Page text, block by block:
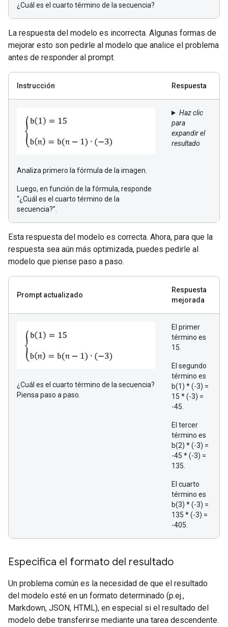
¿Cuál es el cuarto término de la secuencia?
La respuesta del modelo es incorrecta. Algunas formas de
mejorar esto son pedirle al modelo que analice el problema
antes de responder al prompt.
Instrucción Respuesta
Analiza primero la fórmula de la imagen.
Luego, en función de la fórmula, responde
“¿Cuál es el cuarto término de la
secuencia?”.
Haz clic
para
expandir el
resultado
Esta respuesta del modelo es correcta. Ahora, para que la
respuesta sea aún más optimizada, puedes pedirle al
modelo que piense paso a paso.
Prompt actualizado
Respuesta
mejorada
¿Cuál es el cuarto término de la secuencia?
Piensa paso a paso.
El primer
término es
15.
El segundo
término es
b(1) * (-3) =
15 * (-3) =
-45.
El tercer
término es
b(2) * (-3) =
-45 * (-3) =
135.
El cuarto
término es
b(3) * (-3) =
135 * (-3) =
-405.
Especifica el formato del resultado
Un problema común es la necesidad de que el resultado
del modelo esté en un formato determinado (p.ej.,
Markdown, JSON, HTML), en especial si el resultado del
modelo debe transferirse mediante una tarea descendente.